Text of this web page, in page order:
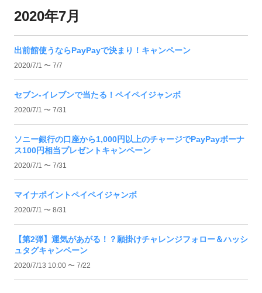
2020年7月
出前館使うならPayPayで決まり！キャンペーン
2020/7/1 〜 7/7
セブン‐イレブンで当たる！ペイペイジャンボ
2020/7/1 〜 7/31
ソニー銀行の口座から1,000円以上のチャージでPayPayボーナ
ス100円相当プレゼントキャンペーン
2020/7/1 〜 7/31
マイナポイントペイペイジャンボ
2020/7/1 〜 8/31
【第2弾】運気があがる！？願掛けチャレンジフォロー＆ハッシ
ュタグキャンペーン
2020/7/13 10:00 〜 7/22